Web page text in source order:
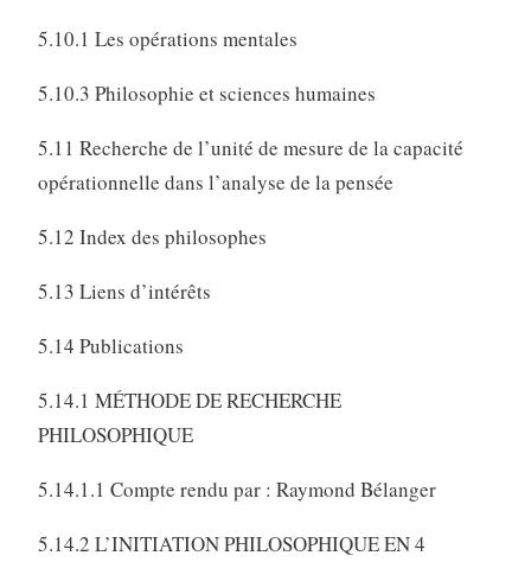
5.10.1 Les opérations mentales
5.10.3 Philosophie et sciences humaines
5.11 Recherche de l’unité de mesure de la capacité
opérationnelle dans l’analyse de la pensée
5.12 Index des philosophes
5.13 Liens d’intérêts
5.14 Publications
5.14.1 MÉTHODE DE RECHERCHE
PHILOSOPHIQUE
5.14.1.1 Compte rendu par : Raymond Bélanger
5.14.2 L’INITIATION PHILOSOPHIQUE EN 4